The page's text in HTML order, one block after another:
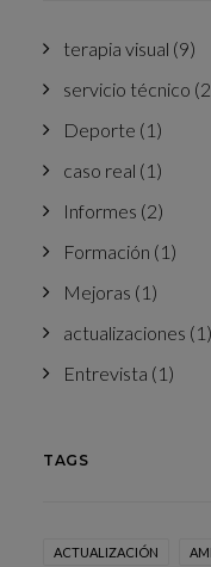
terapia visual (9)
servicio técnico
Deporte (1)
caso real (1)
Informes (2)
Formación (1)
Mejoras (1)
actualizaciones (1)
Entrevista (1)
TAGS
ACTUALIZACIÓN